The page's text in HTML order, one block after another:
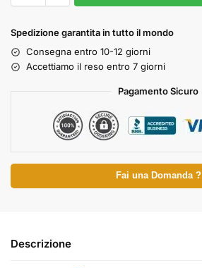
Spedizione garantita in tutto il mondo
Consegna entro 10-12 giorni
Accettiamo il reso entro 7 giorni
Pagamento Sicuro
Fai una Domanda ?
Descrizione